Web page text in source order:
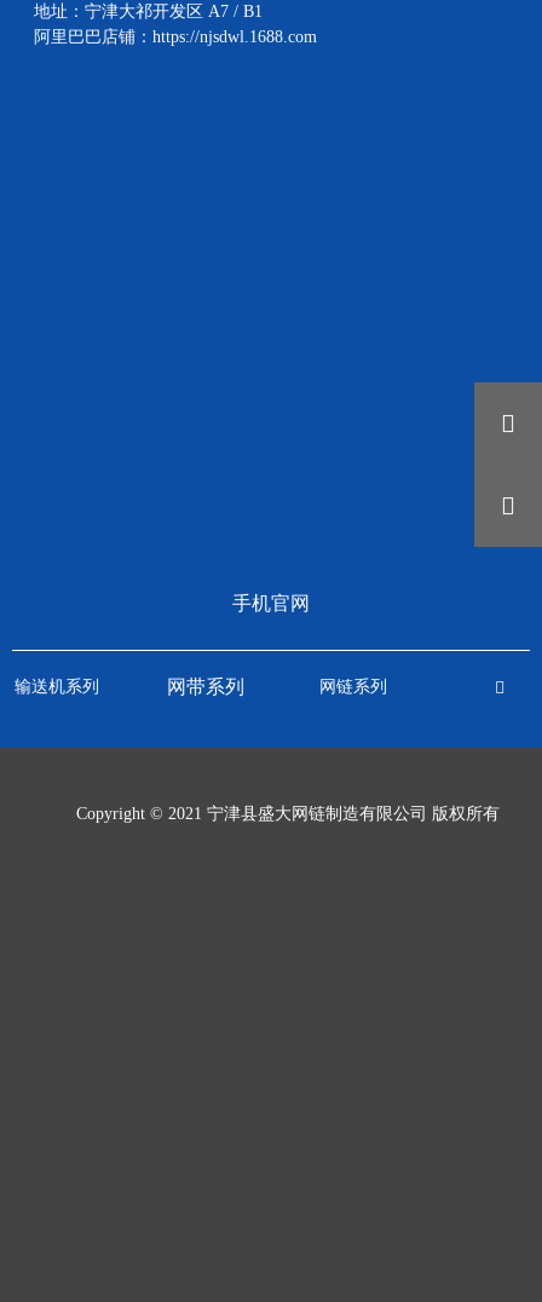
地址：宁津大祁开发区 A7 / B1
阿里巴巴店铺：https://njsdwl.1688.com
手机官网
输送机系列 网带系列 网链系列 
Copyright © 2021 宁津县盛大网链制造有限公司 版权所有

